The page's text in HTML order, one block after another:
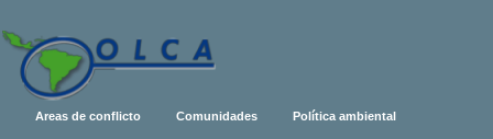
Areas de conflicto Comunidades Política ambiental